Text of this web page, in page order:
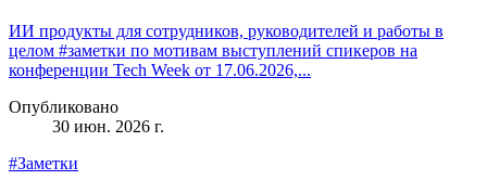
ИИ продукты для сотрудников, руководителей и работы в
целом #заметки по мотивам выступлений спикеров на
конференции Tech Week от 17.06.2026,...
Опубликовано
30 июн. 2026 г.
#Заметки